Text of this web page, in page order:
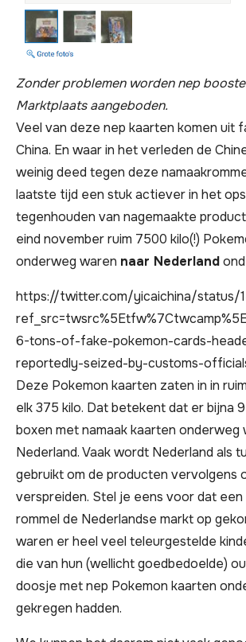
Zonder problemen worden nep
Marktplaats aangeboden.
Veel van deze nep kaarten komen uit
China. En waar in het verleden de
weinig deed tegen deze
laatste tijd een stuk actiever in het
tegenhouden van nagemaakte
eind november ruim 7500 kilo(!)
onderweg waren naar Nederland
https://twitter.com/yicaichina/status/
6-tons-of-fake-pokemon-cards-
reportedly-seized-by-customs-
Deze Pokemon kaarten zaten in in
elk 375 kilo. Dat betekent dat er bijna
boxen met namaak kaarten onderweg
Nederland. Vaak wordt Nederland als
gebruikt om de producten vervolgens
verspreiden. Stel je eens voor dat
rommel de Nederlandse markt op
waren er heel veel teleurgestelde
die van hun (wellicht goedbedoelde)
doosje met nep Pokemon kaarten
gekregen hadden.